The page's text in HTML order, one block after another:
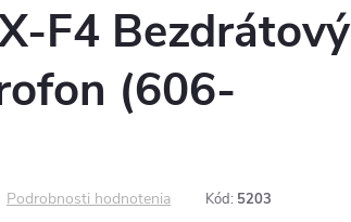
F4 Bezdrátový
(606-
Podrobnosti hodnotenia Kód: 5203